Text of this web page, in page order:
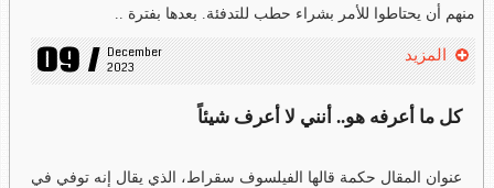
منهم أن يحتاطوا للأمر بشراء حطب للتدفئة. بعدها بفترة ..
09 / December
2023
المزيد
كل ما أعرفه هو.. أنني لا أعرف شيئاً
عنوان المقال حكمة قالها الفيلسوف سقراط، الذي يقال إنه توفي في